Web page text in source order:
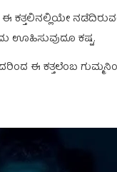
ಕತ್ತಲಿನಲ್ಲಿಯೇ
ಊಹಿಸುವುದೂ ಕಷ್ಟ.
ಈ ಕತ್ತಲೆಂಬ